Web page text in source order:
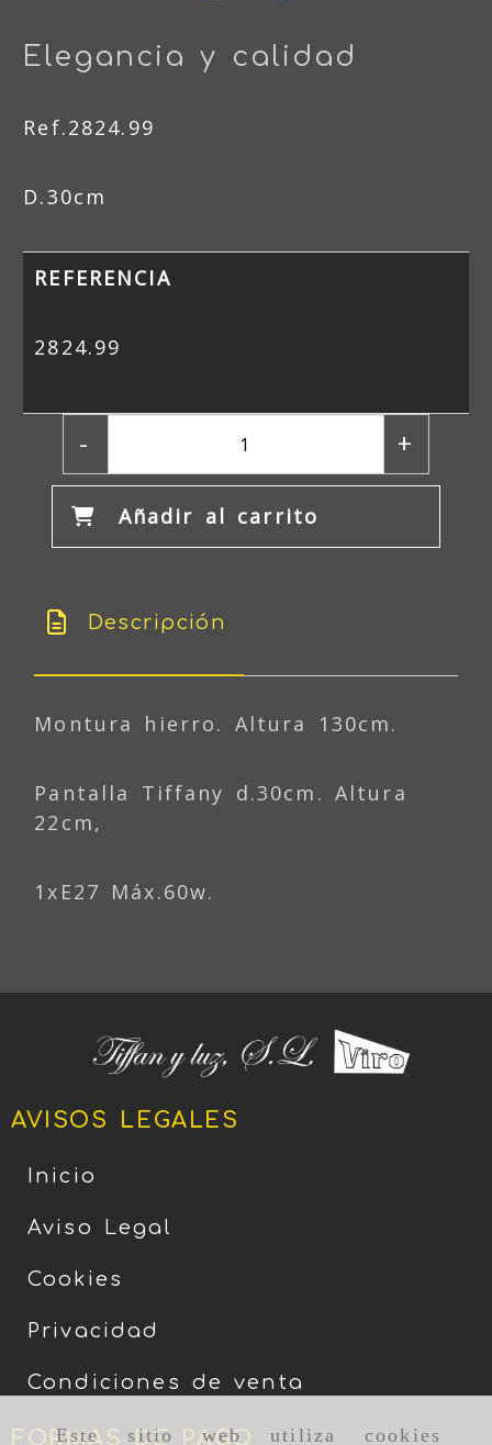
Este sitio web utiliza cookies
Elegancia y calidad
Ref.2824.99
D.30cm
REFERENCIA
2824.99
- +
Añadir al carrito
Descripción
Montura hierro. Altura 130cm.
Pantalla Tiffany d.30cm. Altura
22cm,
1xE27 Máx.60w.
AVISOS LEGALES
Inicio
Aviso Legal
Cookies
Privacidad
Condiciones de venta
FORMAS DE PAGO